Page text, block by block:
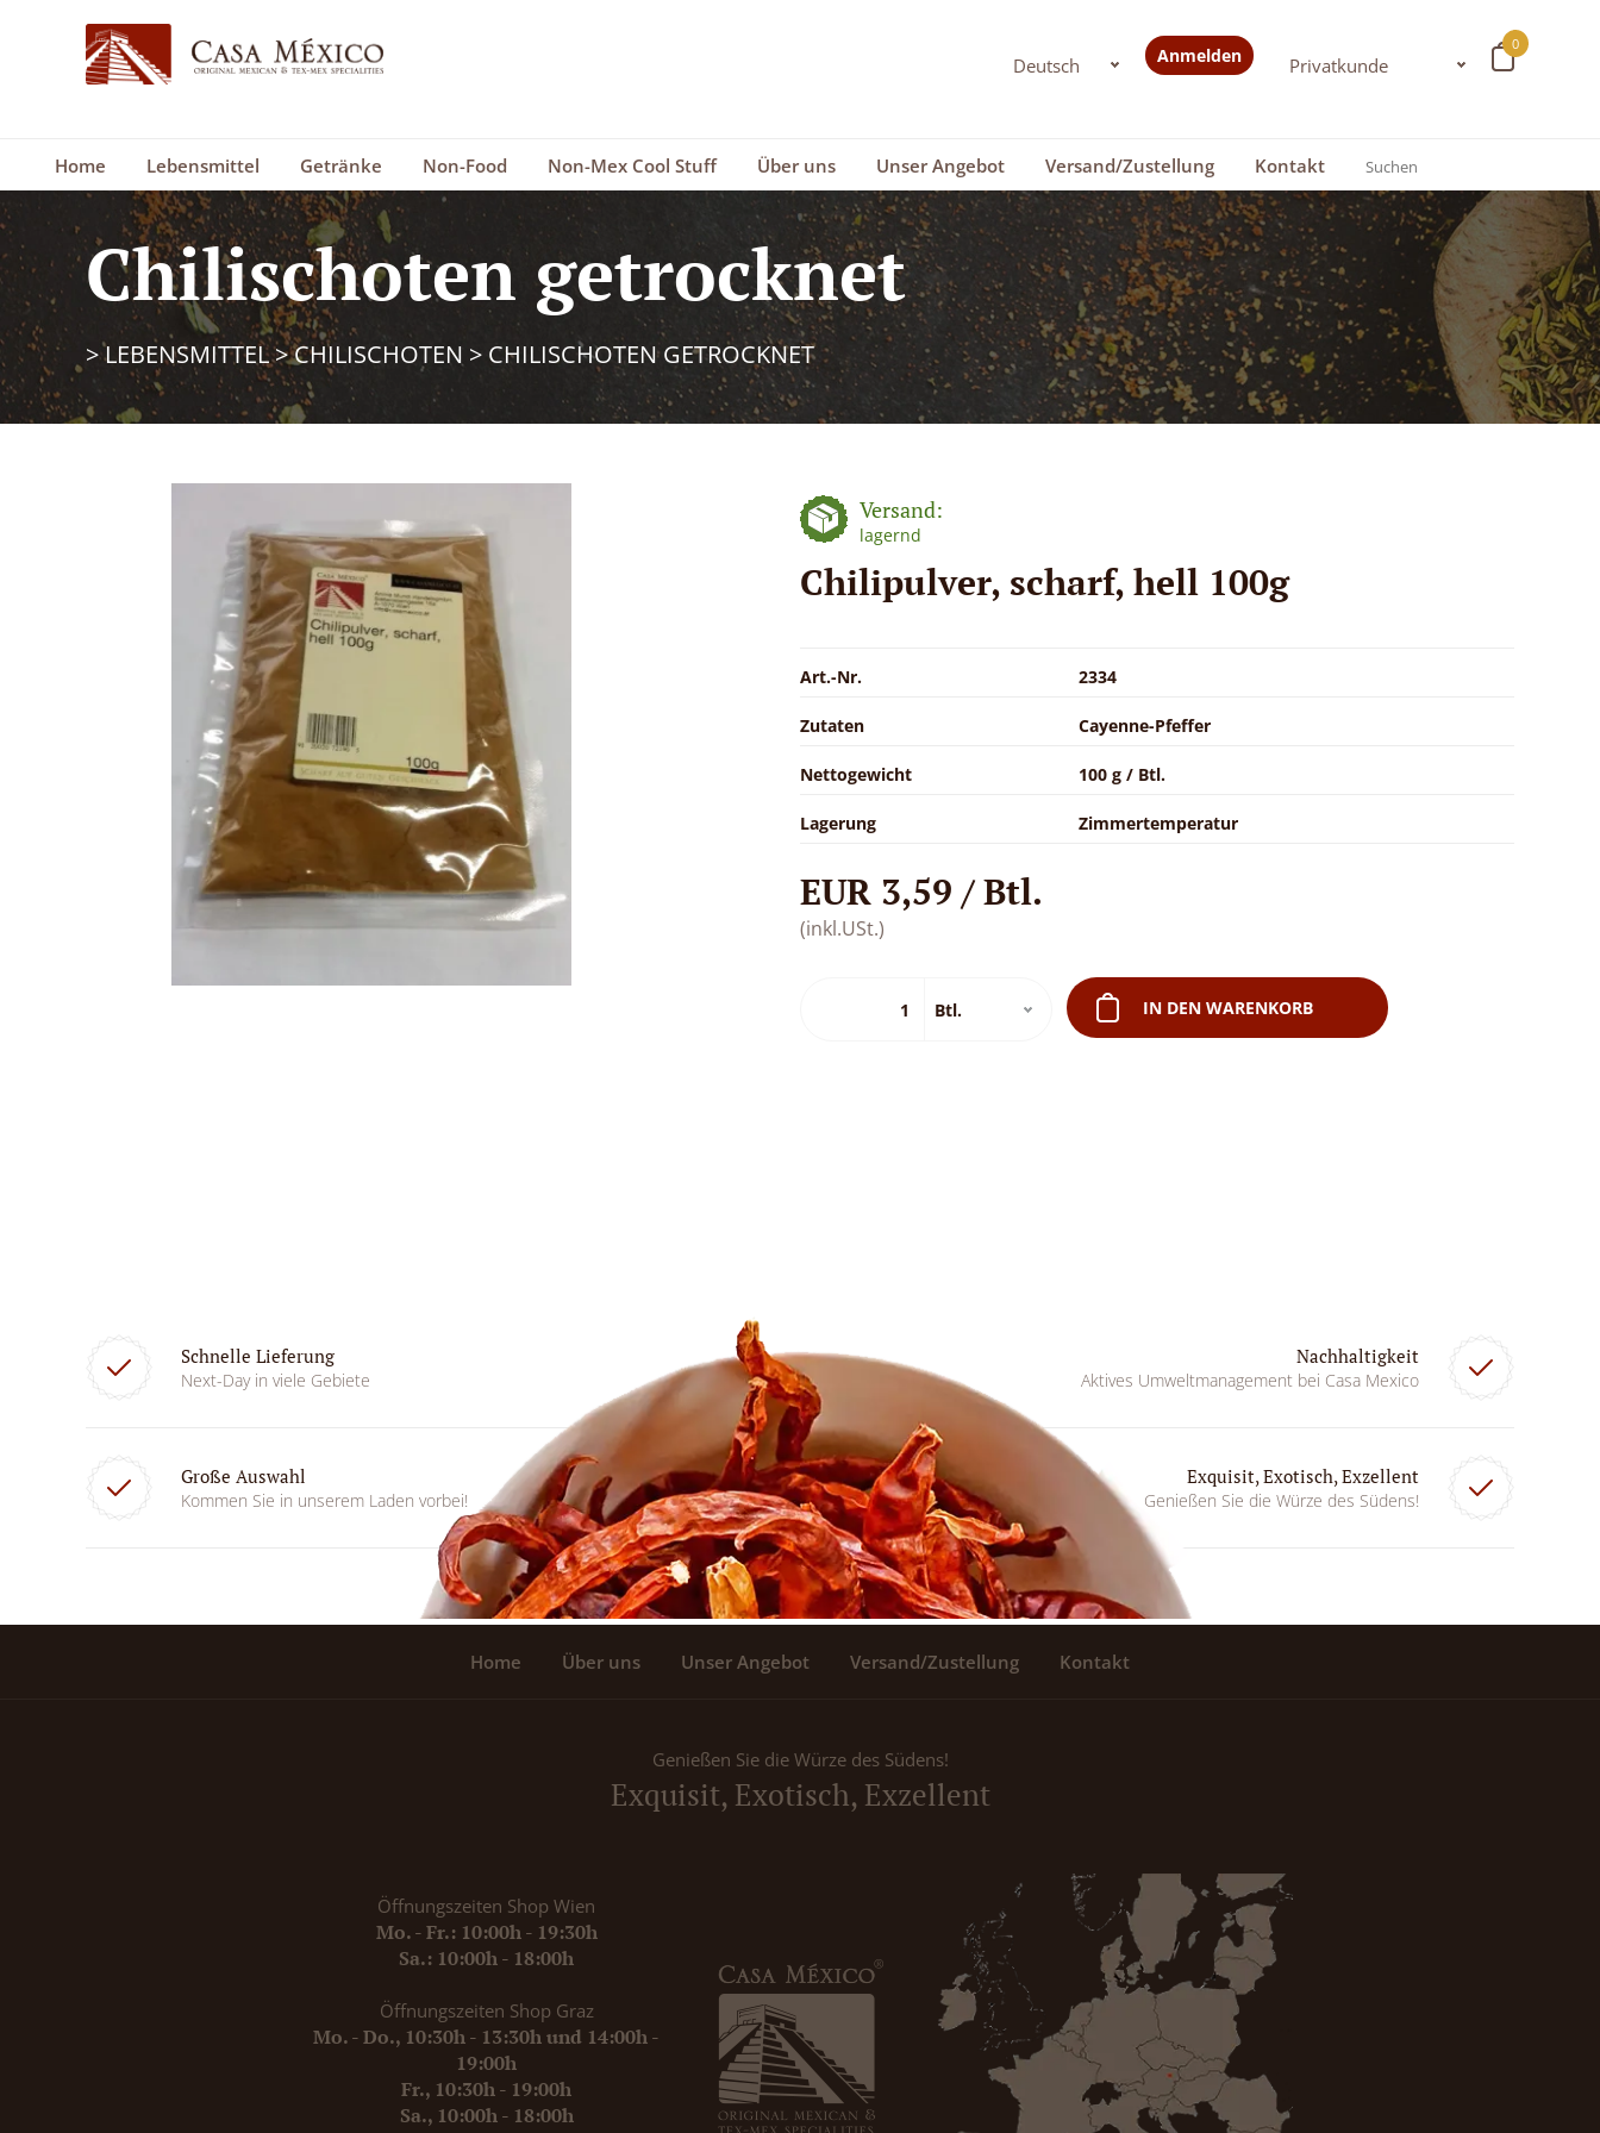
0
Anmelden
Home Lebensmittel Getränke Non-Food Non-Mex Cool Stuff Über uns Unser Angebot Versand/Zustellung Kontakt
Chilischoten getrocknet
>LEBENSMITTEL>CHILISCHOTEN > CHILISCHOTEN GETROCKNET
Versand:
lagernd
Chilipulver, scharf, hell 100g
Art.-Nr. 2334
Zutaten Cayenne-Pfeffer
Nettogewicht 100 g / Btl.
Lagerung Zimmertemperatur
EUR 3,59 / Btl.
(inkl.USt.)
IN DEN WARENKORB
Schnelle Lieferung
Next-Day in viele Gebiete
Nachhaltigkeit
Aktives Umweltmanagement bei Casa Mexico
Große Auswahl
Kommen Sie in unserem Laden vorbei!
Exquisit, Exotisch, Exzellent
Genießen Sie die Würze des Südens!
Home Über uns Unser Angebot Versand/Zustellung Kontakt
Genießen Sie die Würze des Südens!
Exquisit, Exotisch, Exzellent
Öffnungszeiten Shop Wien
Mo. - Fr.: 10:00h - 19:30h
Sa.: 10:00h - 18:00h
Öffnungszeiten Shop Graz
Mo. - Do., 10:30h - 13:30h und 14:00h -
19:00h
Fr., 10:30h - 19:00h
Sa., 10:00h - 18:00h